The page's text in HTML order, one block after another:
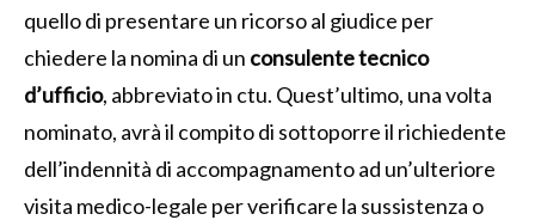
quello di presentare un ricorso al giudice per
chiedere la nomina di un consulente tecnico
d’ufficio, abbreviato in ctu. Quest’ultimo, una volta
nominato, avrà il compito di sottoporre il richiedente
dell’indennità di accompagnamento ad un’ulteriore
visita medico-legale per verificare la sussistenza o